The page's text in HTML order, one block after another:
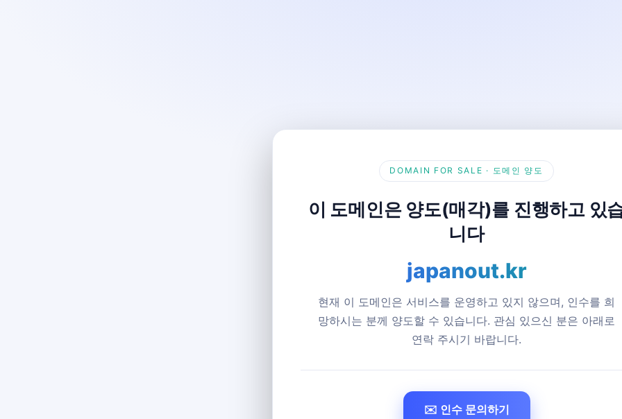
DOMAIN FOR SALE · 도메인 양도
이 도메인은 양도(매각)를 진행하고 있
니다
japanout.kr
현재 이 도메인은 서비스를 운영하고 있지 않으며, 인수를 희
망하시는 분께 양도할 수 있습니다. 관심 있으신 분은 아래로
연락 주시기 바랍니다.
✉️ 인수 문의하기